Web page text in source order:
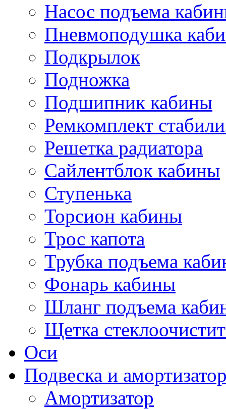
Насос подъема
Пневмоподушка
Подкрылок
Подножка
Подшипник кабины
Ремкомплект
Решетка радиатора
Сайлентблок кабины
Ступенька
Торсион кабины
Трос капота
Трубка подъема
Фонарь кабины
Шланг подъема
Щетка
Оси
Подвеска и
Амортизатор